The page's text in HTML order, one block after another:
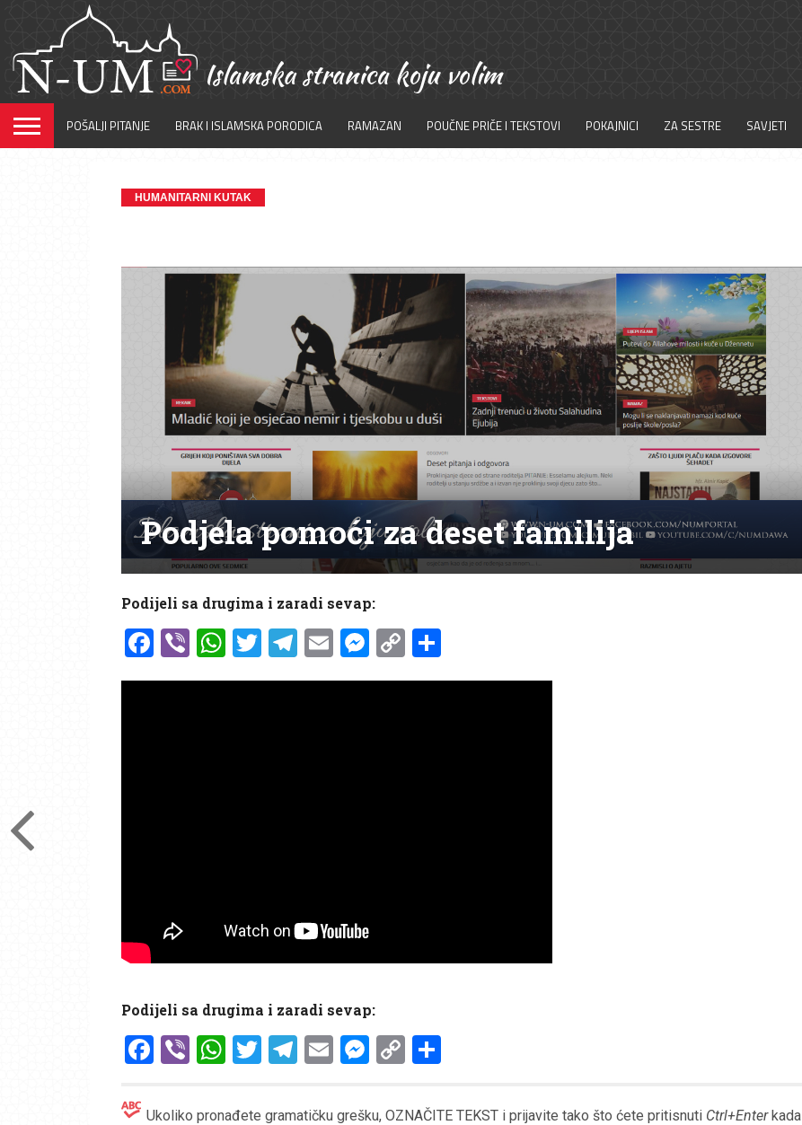
POŠALJI PITANJE BRAK I ISLAMSKA PORODICA RAMAZAN POUČNE PRIČE I TEKSTOVI POKAJNICI ZA SESTRE SAVJETI
HUMANITARNI KUTAK
Podjela pomoći za deset familija
Podijeli sa drugima i zaradi sevap:
Facebook
ViberWhatsApp
Twitter
Telegram
EmailMessenger
Copy
Link
Share
Podijeli sa drugima i zaradi sevap:
Facebook
ViberWhatsApp
Twitter
Telegram
EmailMessenger
CopyShare
Ukoliko pronađete gramatičku grešku, OZNAČITE TEKST i prijavite tako što ćete pritisnuti Ctrl+Enterkada